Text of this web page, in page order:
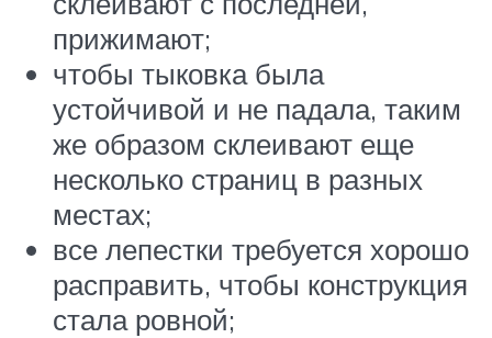
прижимают;
чтобы тыковка была
устойчивой и не падала, таким
же образом склеивают еще
несколько страниц в разных
местах;
все лепестки требуется хорошо
расправить, чтобы конструкция
стала ровной;